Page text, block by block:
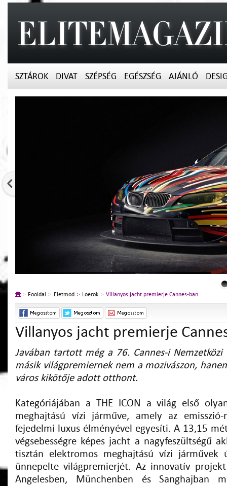
SZTÁROK DIVAT SZÉPSÉG EGÉSZSÉG AJÁNLÓ
Főoldal Életmód Lóerők Villanyos jacht premierje Cannes-ban
Villanyos jacht premierje
Javában tartott még a 76. Cannes-i Nemzetközi
másik világpremiernek nem a mozivászon,
város kikötője adott otthont.
Kategóriájában a THE ICON a világ első
meghajtású vízi járműve, amely az
fejedelmi luxus élményével egyesíti. A 13,15
végsebességre képes jacht a nagyfeszültségű
tisztán elektromos meghajtású vízi járművek
ünnepelte világpremierjét. Az innovatív
Angelesben, Münchenben és Sanghajban